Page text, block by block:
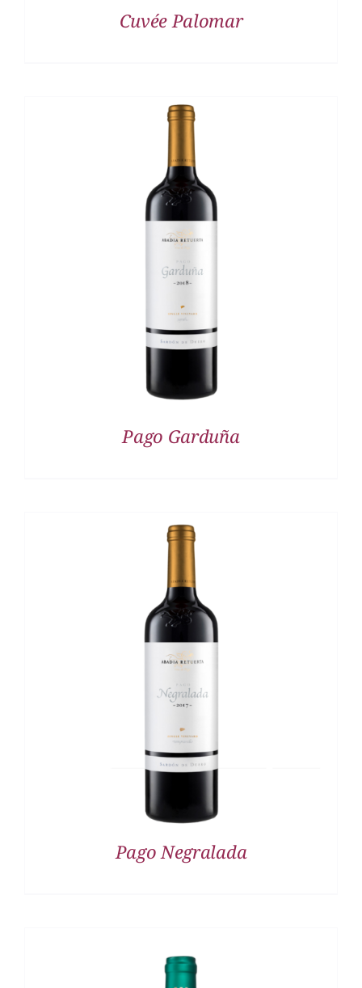
Cuvée Palomar
Pago Garduña
DETALLES
Pago Negralada